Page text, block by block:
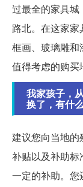
过最全的家具
路北。在这家
框画、玻璃雕
值得考虑的购买
我家孩子，
换了，有什
建议您向当地
补贴以及补助
一定的补助。